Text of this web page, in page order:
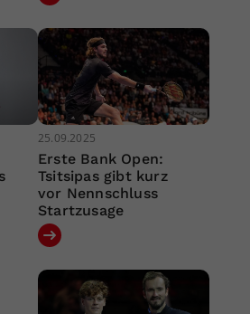
25.09.2025
Erste Bank Open:
Tsitsipas gibt kurz
vor Nennschluss
Startzusage